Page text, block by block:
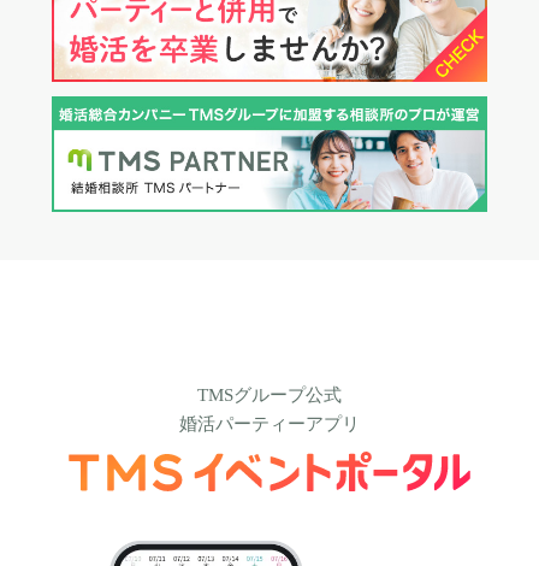
TMSグループ公式
婚活パーティーアプリ